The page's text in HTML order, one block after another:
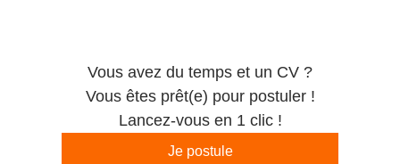
Vous avez du temps et un CV ?
Vous êtes prêt(e) pour postuler !
Lancez-vous en 1 clic !
Je postule